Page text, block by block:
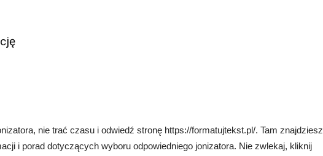
nie trać czasu i odwiedź stronę https://formatujtekst.pl/. Tam znajdziesz
i porad dotyczących wyboru odpowiedniego jonizatora. Nie zwlekaj, kliknij